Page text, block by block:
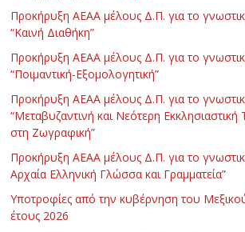
Προκήρυξη ΑΕΑΑ μέλους Δ.Π. για το
“Καινή Διαθήκη”
Προκήρυξη ΑΕΑΑ μέλους Δ.Π. για το
“Ποιμαντική-Εξομολογητική”
Προκήρυξη ΑΕΑΑ μέλους Δ.Π. για το
“Μεταβυζαντινή και Νεότερη
στη Ζωγραφική”
Προκήρυξη ΑΕΑΑ μέλους Δ.Π. για το
Αρχαία Ελληνική Γλώσσα και Γραμματεία”
Υποτροφίες από την κυβέρνηση του
έτους 2026